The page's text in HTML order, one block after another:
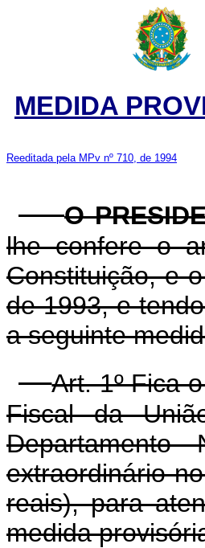
MEDIDA
Reeditada pela MPv nº 710, de 1994
O
lhe confere o
Constituição, e
de 1993, e
a seguinte
Art. 1º Fica
Fiscal da
extraordinário
reais), para
medida